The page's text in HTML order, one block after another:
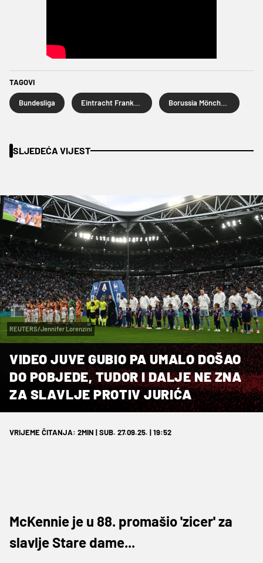
TAGOVI
Bundesliga
SLJEDEĆA VIJEST
REUTERS/Jennifer Lorenzini
VIDEO JUVE GUBIO PA UMALO DOŠAO
DO POBJEDE, TUDOR I DALJE NE ZNA
ZA SLAVLJE PROTIV JURIĆA
VRIJEME ČITANJA: 2MIN | SUB. 27.09.25. | 19:52
McKennie je u 88. promašio 'zicer' za
slavlje Stare dame...